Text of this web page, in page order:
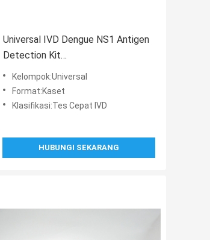
Universal IVD Dengue NS1 Antigen
Detection Kit
Immunochromatography
Kelompok:Universal
Format:Kaset
Klasifikasi:Tes Cepat IVD
HUBUNGI SEKARANG